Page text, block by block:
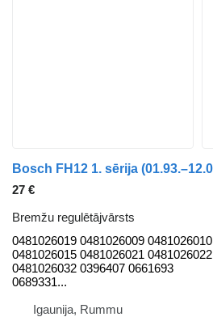
27 €
Bremžu regulētājvārsts
0481026019 0481026009 0481026010
0481026015 0481026021 0481026022
0481026032 0396407 0661693
0689331...
Igaunija, Rummu